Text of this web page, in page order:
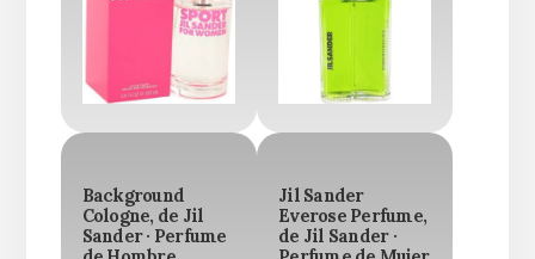
Background
Cologne, de Jil
Sander · Perfume
Jil Sander
Everose Perfume,
de Jil Sander ·